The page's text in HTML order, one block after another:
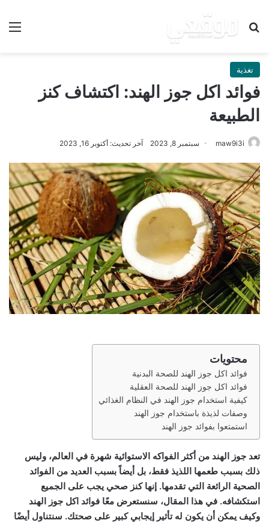
بحث عن
تغذية
فوائد اكل جوز الهند: اكتشاف كنز
الطبيعة
maw9i3i سبتمبر 8, 2023 آخر تحديث: أكتوبر 16, 2023
محتويات
فوائد اكل جوز الهند للصحة البدنية
فوائد اكل جوز الهند للصحة العقلية
كيفية استخدام جوز الهند في النظام الغذائي
وصفات لذيذة باستخدام جوز الهند
استمتعوا بفوائد جوز الهند
تعد جوز الهند من أكثر الفواكه الاستوائية شهرة في العالم، وليس
ذلك بسبب طعمها اللذيذ فقط، بل أيضاً بسبب العديد من الفوائد
الصحية الرائعة التي تقدمها. إنها كنز صحي يجب على الجميع
استكشافه. في هذا المقال، سنستعرض معًا فوائد اكل جوز الهند
وكيف يمكن أن يكون له تأثير إيجابي كبير على صحتك. سنتناول أيضًا